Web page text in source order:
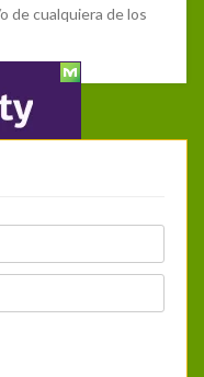
de cualquiera de los